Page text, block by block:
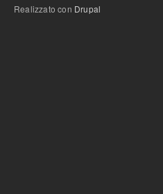
Realizzato con Drupal